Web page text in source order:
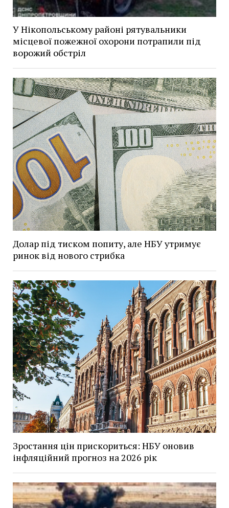
У Нікопольському районі рятувальники
місцевої пожежної охорони потрапили під
ворожий обстріл
Долар під тиском попиту, але НБУ утримує
ринок від нового стрибка
Зростання цін прискориться: НБУ оновив
інфляційний прогноз на 2026 рік